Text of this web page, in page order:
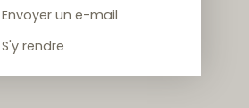
Envoyer un e-mail
S'y rendre